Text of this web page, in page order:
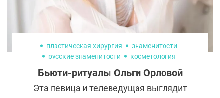
пластическая хирургия
знаменитости
русские знаменитости
косметология
Бьюти-ритуалы Ольги Орловой
Эта певица и телеведущая выглядит